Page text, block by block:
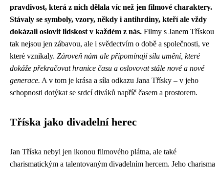
pravdivost, která z nich dělala víc než jen filmové charaktery.
Stávaly se symboly, vzory, někdy i antihrdiny, kteří ale vždy
dokázali oslovit lidskost v každém z nás. Filmy s Janem Třískou
tak nejsou jen zábavou, ale i svědectvím o době a společnosti, ve
které vznikaly. Zároveň nám ale připomínají sílu umění, které
dokáže překračovat hranice času a oslovovat stále nové a nové
generace. A v tom je krása a síla odkazu Jana Třísky – v jeho
schopnosti dotýkat se srdcí diváků napříč časem a prostorem.
Tříska jako divadelní herec
Jan Tříska nebyl jen ikonou filmového plátna, ale také
charismatickým a talentovaným divadelním hercem. Jeho charisma